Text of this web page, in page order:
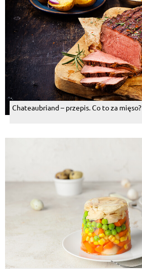
Chateaubriand – przepis. Co to za mięso?